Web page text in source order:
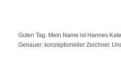
Guten Tag. Mein Name ist Hannes
Genauer: konzeptioneller Zeichner.